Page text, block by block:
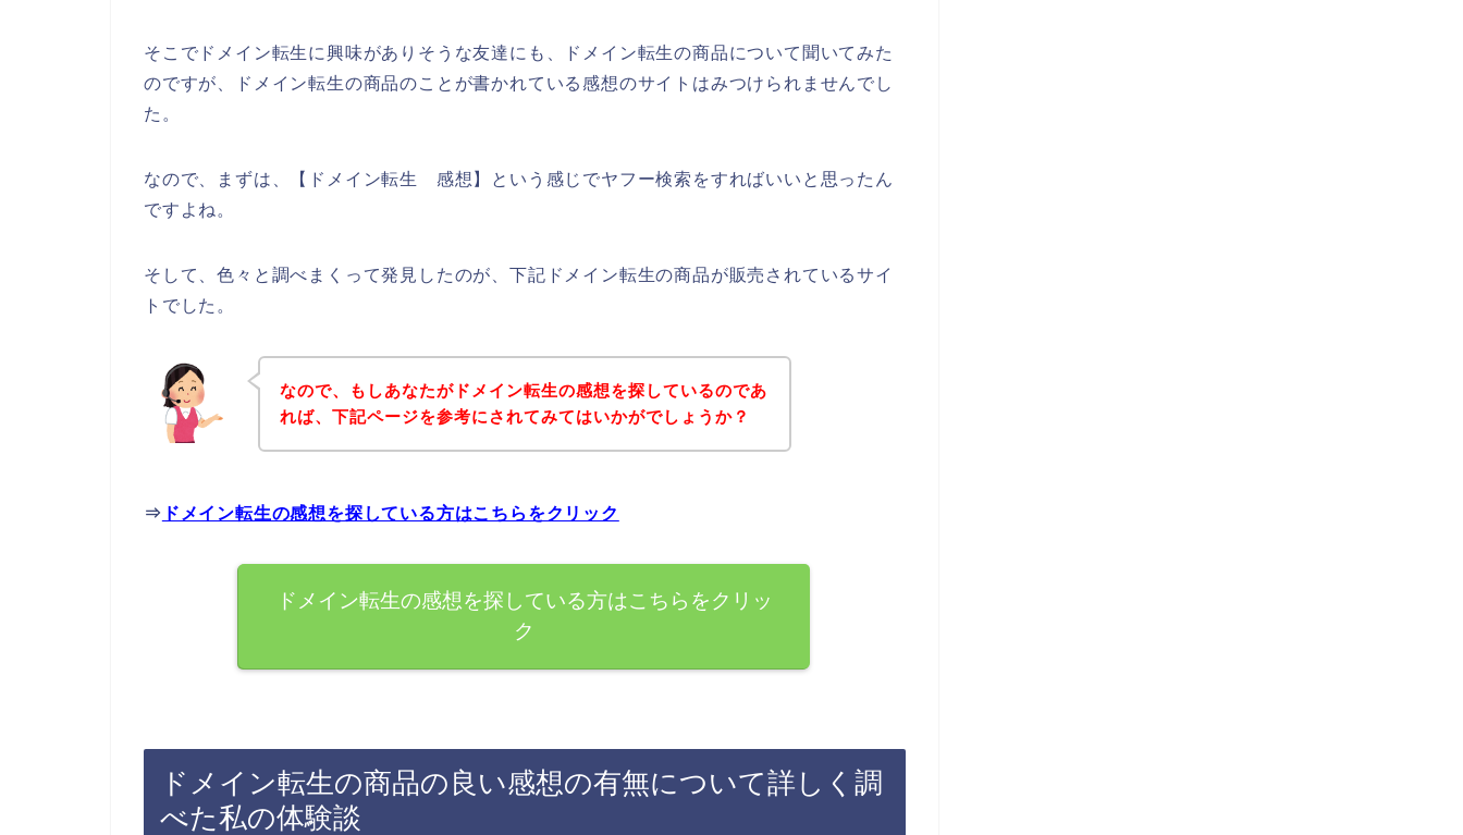
そこでドメイン転生に興味がありそうな友達にも、ドメイン転生の商品について聞いてみた
のですが、ドメイン転生の商品のことが書かれている感想のサイトはみつけられませんでし
た。
なので、まずは、【ドメイン転生 感想】という感じでヤフー検索をすればいいと思ったん
ですよね。
そして、色々と調べまくって発見したのが、下記ドメイン転生の商品が販売されているサイ
トでした。
なので、もしあなたがドメイン転生の感想を探しているのであ
れば、下記ページを参考にされてみてはいかがでしょうか？
⇒ ドメイン転生の感想を探している方はこちらをクリック
ドメイン転生の感想を探している方はこちらをクリッ
ク
ドメイン転生の商品の良い感想の有無について詳しく調
べた私の体験談